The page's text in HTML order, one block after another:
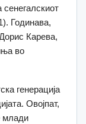
Годинава,
Карева,
во
генерација
Овојпат,
млади